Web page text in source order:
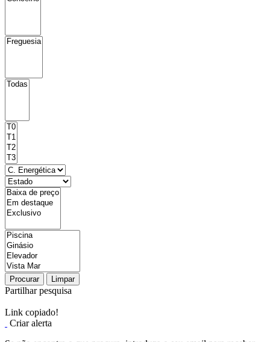
Procurar Limpar
Partilhar pesquisa
Link copiado!
Criar alerta